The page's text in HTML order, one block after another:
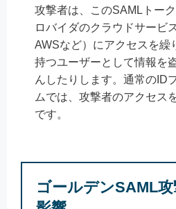
攻撃者は、このSAMLトー
ロバイダのクラウドサービ
AWSなど）にアクセスを繰
持つユーザーとして情報を
んしたりします。通常のID
ムでは、攻撃者のアクセス
です。
ゴールデンSAML